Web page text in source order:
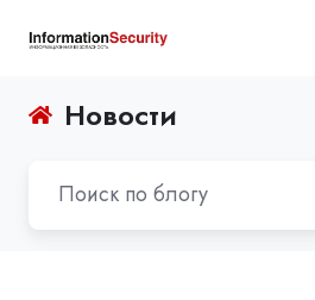
Новости